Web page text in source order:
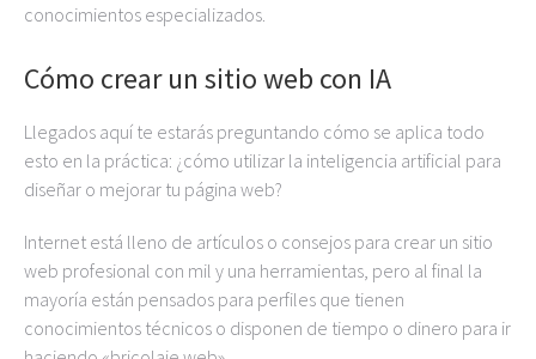
conocimientos especializados.
Cómo crear un sitio web con IA
Llegados aquí te estarás preguntando cómo se aplica todo
esto en la práctica: ¿cómo utilizar la inteligencia artificial para
diseñar o mejorar tu página web?
Internet está lleno de artículos o consejos para crear un sitio
web profesional con mil y una herramientas, pero al final la
mayoría están pensados para perfiles que tienen
conocimientos técnicos o disponen de tiempo o dinero para ir